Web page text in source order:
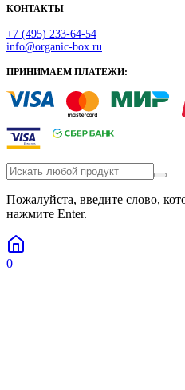
КОНТАКТЫ
+7 (495) 233-64-54
info@organic-box.ru
ПРИНИМАЕМ ПЛАТЕЖИ:
Пожалуйста, введите слово,
нажмите Enter.
0